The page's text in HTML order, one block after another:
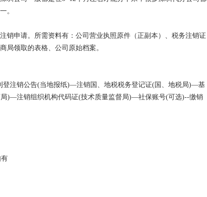
。
销申请。所需资料有：公司营业执照原件（正副本）、税务注销证
局领取的表格、公司原始档案。
注销公告(当地报纸)—注销国、地税税务登记证( 国、地税局)—基
)—注销组织机构代码证(技术质量监督局)—社保账号(可选)--缴销